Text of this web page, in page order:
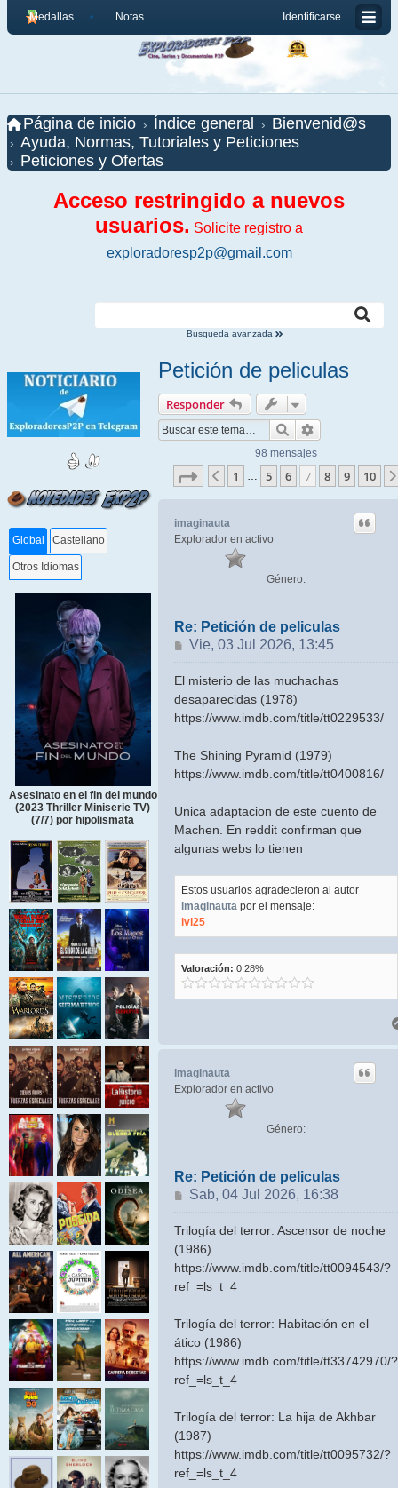
Identificarse
Medallas Notas
Página de inicio Índice general
Bienvenid@s
Ayuda, Normas, Tutoriales y Peticiones
Peticiones y Ofertas
Acceso restringido a nuevos
usuarios. Solicite registro a
exploradoresp2p@gmail.com
Búsqueda avanzada
Global Castellano
Otros Idiomas
Asesinato en el fin del mundo
(2023 Thriller Miniserie TV)
(7/7) por hipolismata
Petición de peliculas
Responder
Buscar
98 mensajes
Página de 10
Anterior
1 … 5 6 7 8 9 10
imaginauta
Explorador en activo
Género:
Re: Petición de peliculas
Mensaje
Vie, 03 Jul 2026, 13:45
El misterio de las muchachas
desaparecidas (1978)
https://www.imdb.com/title/tt0229533/
The Shining Pyramid (1979)
https://www.imdb.com/title/tt0400816/
Unica adaptacion de este cuento de
Machen. En reddit confirman que
algunas webs lo tienen
Estos usuarios agradecieron al autor
imaginauta por el mensaje:
ivi25
Valoración: 0.28%
imaginauta
Explorador en activo
Género:
Re: Petición de peliculas
Mensaje
Sab, 04 Jul 2026, 16:38
Trilogía del terror: Ascensor de noche
(1986)
https://www.imdb.com/title/tt0094543/?
ref_=ls_t_4
Trilogía del terror: Habitación en el
ático (1986)
https://www.imdb.com/title/tt33742970/?
ref_=ls_t_4
Trilogía del terror: La hija de Akhbar
(1987)
https://www.imdb.com/title/tt0095732/?
ref_=ls_t_4